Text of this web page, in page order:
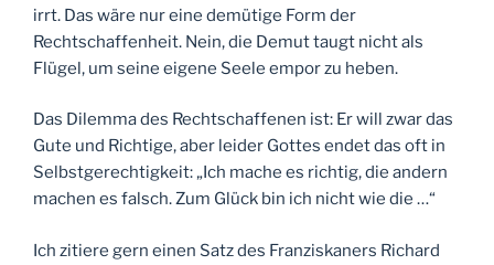
irrt. Das wäre nur eine demütige Form der
Rechtschaffenheit. Nein, die Demut taugt nicht als
Flügel, um seine eigene Seele empor zu heben.
Das Dilemma des Rechtschaffenen ist: Er will zwar das
Gute und Richtige, aber leider Gottes endet das oft in
Selbstgerechtigkeit: „Ich mache es richtig, die andern
machen es falsch. Zum Glück bin ich nicht wie die …“
Ich zitiere gern einen Satz des Franziskaners Richard